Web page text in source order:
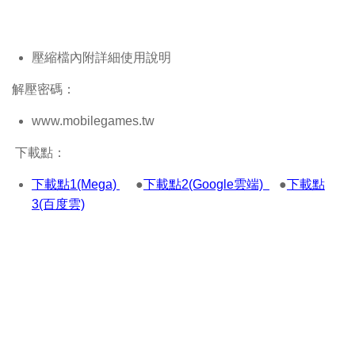
壓縮檔內附詳細使用說明
解壓密碼：
www.mobilegames.tw
下載點：
下載點1(Mega) ●下載點2(Google雲端) ●下載點
3(百度雲)